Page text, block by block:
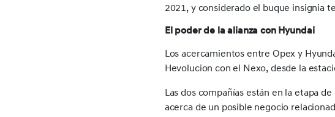
2021, y considerado el buque insignia
El poder de la alianza con Hyundai
Los acercamientos entre Opex y
Hevolucion con el Nexo, desde la
Las dos compañías están en la etapa
acerca de un posible negocio